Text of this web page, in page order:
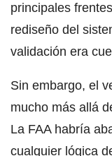
principales
rediseño del
validación era
Sin embargo, el
mucho más allá
La FAA habría
cualquier lógica